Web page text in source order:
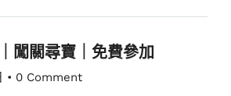
闖關尋寶｜免費參加
• 0 Comment